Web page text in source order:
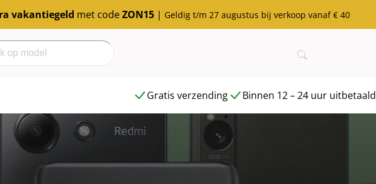
vakantiegeld met codeZON15| Geldig t/m 27 augustus bij verkoop vanaf € 40
Gratis verzending Binnen 12 – 24 uur uitbetaald